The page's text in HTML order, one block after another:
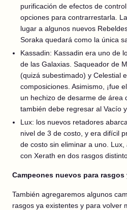
purificación de efectos de
opciones para contrarrestarla.
lugar a algunos nuevos
Soraka quedará como la única
Kassadin: Kassadin era uno de
de las Galaxias. Saqueador de
(quizá subestimado) y Celestial
composiciones. Asimismo, ¡fue
un hechizo de desarme de área
también debe regresar al Vacío
Lux: los nuevos retadores
nivel de 3 de costo, y era difícil
de costo sin eliminar a uno.
con Xerath en dos rasgos
Campeones nuevos para
También agregaremos algunos
rasgos ya existentes y para volver